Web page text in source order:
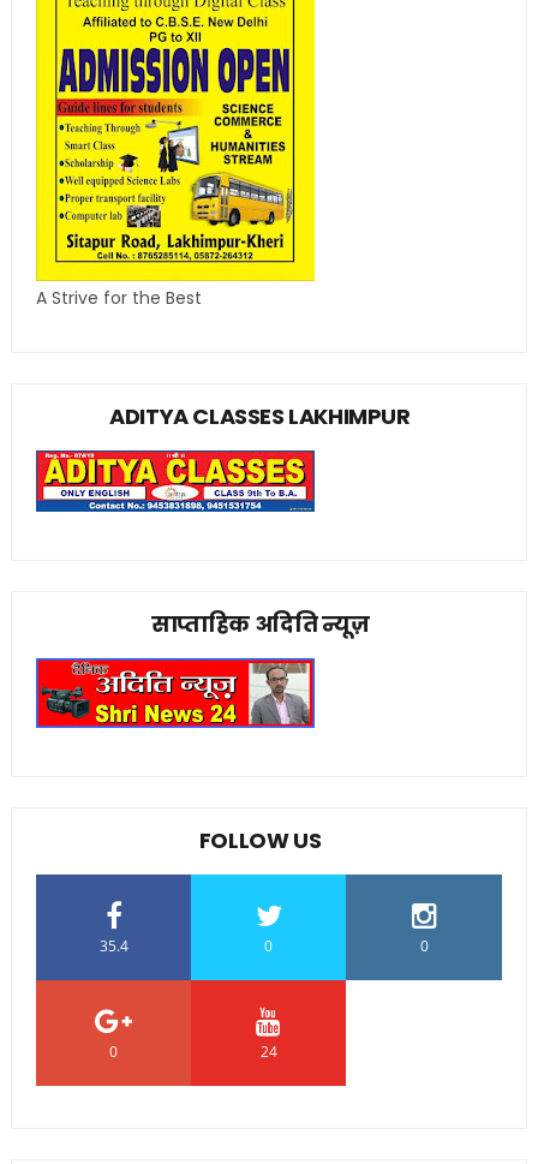
A Strive for the Best
ADITYA CLASSES LAKHIMPUR
साप्ताहिक अदिति न्यूज़
FOLLOW US
35.4 0 0
0 24